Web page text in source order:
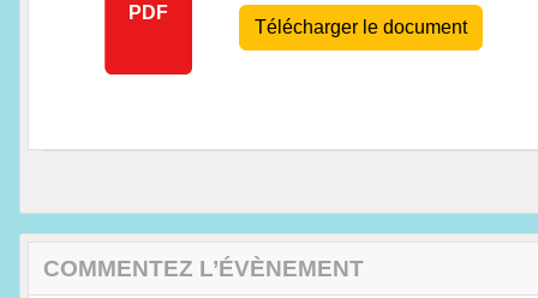
PDF
Télécharger le document
COMMENTEZ L’ÉVÈNEMENT